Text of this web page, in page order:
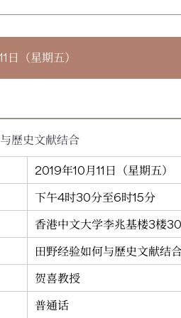
日（星期五）
歷史文献结合
2019年10月11日（星期五）
下午4时30分至6时15分
香港中文大学李兆基楼3楼
田野经验如何与歷史文献结
贺喜教授
普通话